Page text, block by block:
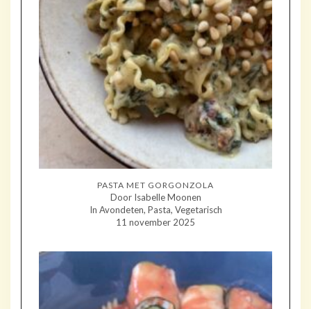
PASTA MET GORGONZOLA
Door Isabelle Moonen
In Avondeten, Pasta, Vegetarisch
11 november 2025